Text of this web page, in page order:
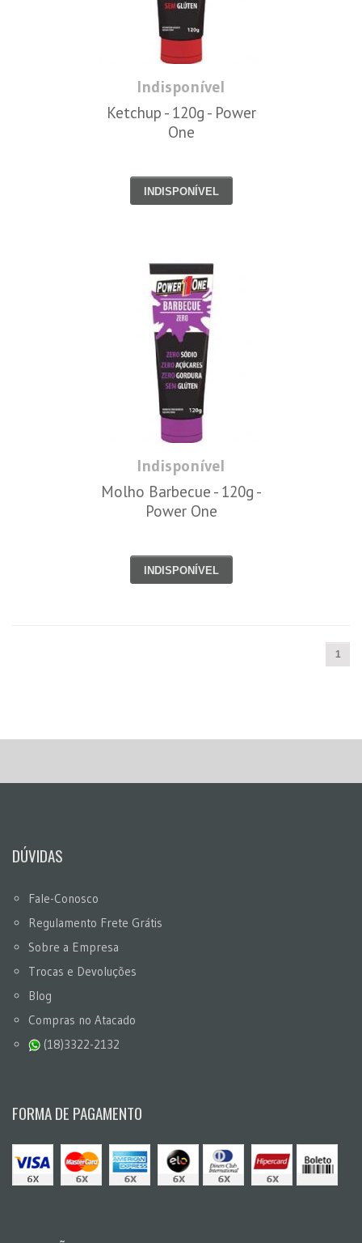
Indisponível
Ketchup - 120g - Power
One
INDISPONÍVEL
Indisponível
Molho Barbecue - 120g -
Power One
INDISPONÍVEL
1
DÚVIDAS
Fale-Conosco
Regulamento Frete Grátis
Sobre a Empresa
Trocas e Devoluções
Blog
Compras no Atacado
(18)3322-2132
FORMA DE PAGAMENTO